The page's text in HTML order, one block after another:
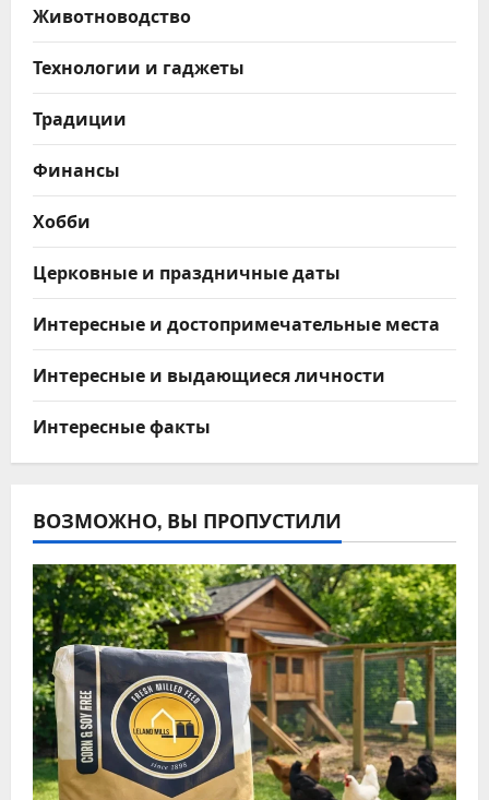
Животноводство
Технологии и гаджеты
Традиции
Финансы
Хобби
Церковные и праздничные даты
Интересные и достопримечательные места
Интересные и выдающиеся личности
Интересные факты
ВОЗМОЖНО, ВЫ ПРОПУСТИЛИ